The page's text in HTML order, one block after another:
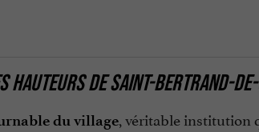
HAUTEURS DE SAINT-BERTRAND-
du village, véritable institution